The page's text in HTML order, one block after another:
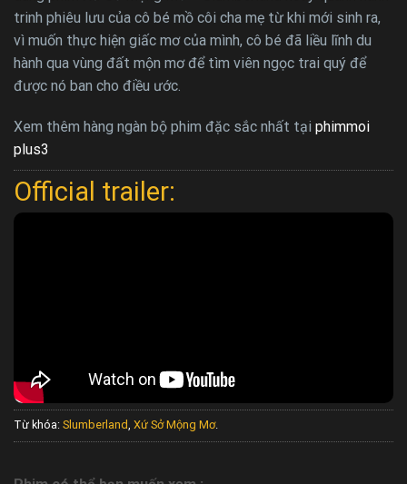
trinh phiêu lưu của cô bé mồ côi cha mẹ từ khi mới sinh ra,
vì muốn thực hiện giấc mơ của mình, cô bé đã liều lĩnh du
hành qua vùng đất mộn mơ để tìm viên ngọc trai quý để
được nó ban cho điều ước.
Xem thêm hàng ngàn bộ phim đặc sắc nhất tại phimmoi
plus3
Official trailer:
Từ khóa: Slumberland, Xứ Sở Mộng Mơ.